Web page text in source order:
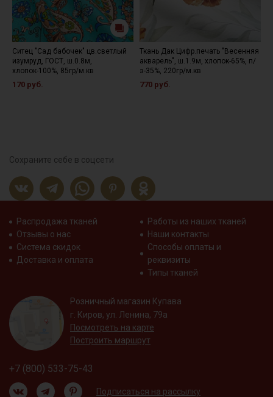
Ситец "Сад бабочек" цв.светлый
изумруд, ГОСТ, ш.0.8м,
хлопок-100%, 85гр/м.кв
170 руб.
Ткань Дак Цифр.печать "Весенняя
акварель", ш.1.9м, хлопок-65%, п/
э-35%, 220гр/м.кв
770 руб.
Сохраните себе в соцсети
Распродажа тканей
Отзывы о нас
Система скидок
Доставка и оплата
Работы из наших тканей
Наши контакты
Способы оплаты и
реквизиты
Типы тканей
Розничный магазин Купава
г. Киров, ул. Ленина, 79а
Посмотреть на карте
Построить маршрут
+7 (800) 533-75-43
Подписаться на рассылку